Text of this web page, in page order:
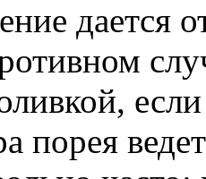
дается
порея